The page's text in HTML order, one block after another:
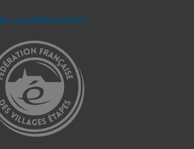
confidentialité